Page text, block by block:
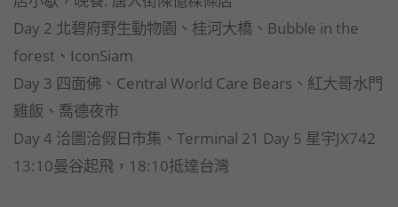
Day 2 北碧府野生動物園、桂河大橋、Bubble in the
forest、IconSiam
Day 3 四面佛、Central World Care Bears、紅大哥水門
雞飯、喬德夜市
Day 4 洽圖洽假日市集、Terminal 21 Day 5 星宇JX742
13:10曼谷起飛，18:10抵達台灣